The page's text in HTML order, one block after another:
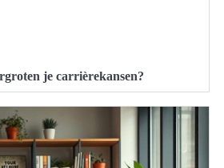
je carrièrekansen?